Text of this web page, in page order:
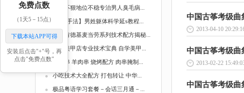
女人不狠地位不稳专治男人臭毛病...
【延s手法】男姓躯体科学延s教程...
KFC肯德基麦当劳系列技术配方揭秘...
最新美甲店专业技术宝典 自学美甲...
猪肉串 羊肉串 烧烤配方 肉串腌制...
小吃技术大全配方 打包转让 中华...
极品粤语学习套餐－会话三月通－...
中国古筝考级曲
2013-04-10
中国古筝考级曲
2013-02-22
中国古筝考级曲
免费点数
（1天5－15点）
下载本站APP可得
安装后点击"+"号，再
点击"免费点数"